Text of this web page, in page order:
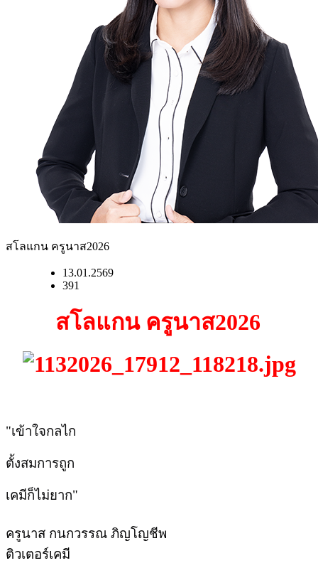
สโลแกน ครูนาส2026
13.01.2569
391
สโลแกน ครูนาส2026
"​เข้าใจกลไก
ตั้งสมการถูก
เคมีก็ไม่ยาก"
​ครูนาส กนกวรรณ ภิญโญชีพ
ติวเตอร์เคมี​